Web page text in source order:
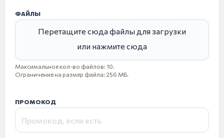
ФАЙЛЫ
Перетащите сюда файлы для загрузки
или нажмите сюда
Максимальное кол-во файлов: 10.
Ограничение на размер файла: 256 МБ.
ПРОМОКОД